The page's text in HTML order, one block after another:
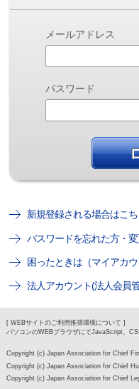
メールアドレス
パスワード
新規登録される場合はこ
パスワードを忘れた方・
困ったときは（マイアカ
法人アカウント(法人会員
[ WEBサイトのご利用推奨環境について ]
パソコンのWEBブラウザにてJavaScript、
Copyright (c) Japan Association for Chief
Copyright (c) Japan Association for Chief
Copyright (c) Japan Association for Chief